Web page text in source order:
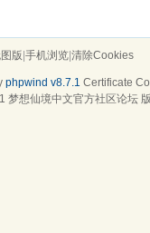
版|手机浏览|清除Cookies
phpwind v8.7.1 Certificate
梦想仙境中文官方社区论坛